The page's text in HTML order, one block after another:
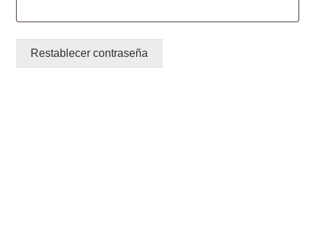
Restablecer contraseña